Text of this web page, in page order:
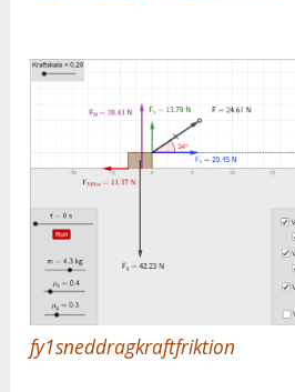
fy1sneddragkraftfriktion